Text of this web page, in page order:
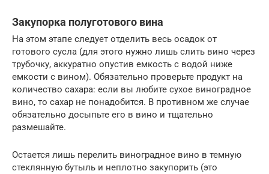
Закупорка полуготового вина
На этом этапе следует отделить весь осадок от
готового сусла (для этого нужно лишь слить вино через
трубочку, аккуратно опустив емкость с водой ниже
емкости с вином). Обязательно проверьте продукт на
количество сахара: если вы любите сухое виноградное
вино, то сахар не понадобится. В противном же случае
обязательно досыпьте его в вино и тщательно
размешайте.
Остается лишь перелить виноградное вино в темную
стеклянную бутыль и неплотно закупорить (это